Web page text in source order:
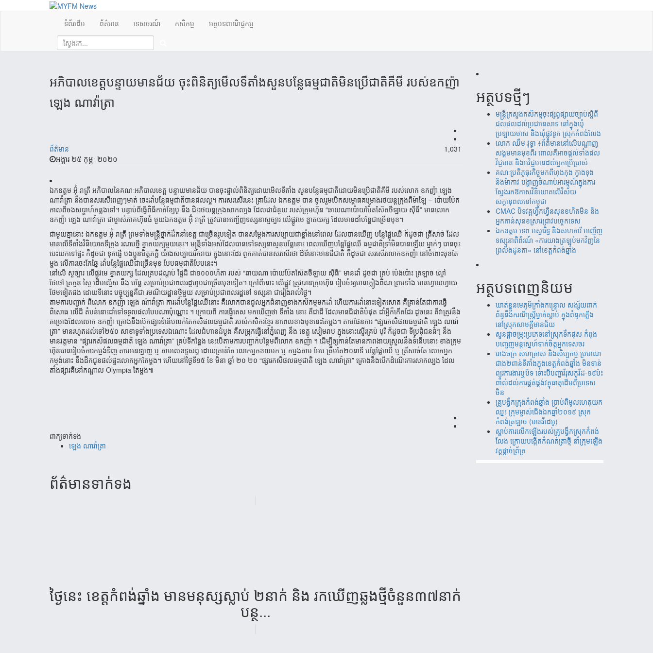
ទំព័រដើម ព័ត៌មាន ទេសចរណ៍ កសិកម្ម អត្ថបទពាណិជ្ជកម្ម
អ​ភិបាល​ខេត្ត​​បន្ទាយ​​មាន​ជ័យ​ ចុះ​​​​ពិនិត្យ​​មើល​​​ទីតាំង​សួន​​​បន្លែ​​ធម្មជាតិ​មិន​​ប្រើ​​ជាតិ​គីមី ​របស់​​ឧកញ៉ា
​ឡេង​ ណាវ៉ា​ត្រា​
1,031
ព័ត៌មាន
អង្គារ ២៥ កុម្ភៈ ២០២០
​ឯកឧត្ដម អ៊ុំ រា​ត្រី អភិបាល​​នៃ​គណៈ​អភិបាល​ខេត្ត បន្ទាយមានជ័យ បាន​ចុះ​ផ្ទាល់​ពិនិត្យ​ដោយ​មើល​​ទីតាំង សួន​​បន្លែ​ធម្មជាតិ​​ដោយ​មិន​ប្រើ​ជាតិ​គីមី ​របស់លោក ឧកញ៉ា ឡេង
ណាវ៉ាត្រា នឹង​បាន​សរសើ​ពេញ​ៗ​មាត់ ចេះ​ដាំ​បន្លែ​ធម្មជាតិ​បាន​ផល​ល្អ។ ការ​សរសើរ​នេះ គ្រា​ដែល ឯកឧត្ដម បាន ចូល​រួម​បើក​សម្ពោធ​គម្រោង​រថយន្ត​ក្រុង​ពី​ម៉ាឡៃ – ប៉ោយប៉ែត
កាល​ពី​ចង​សប្ដាហ៍​​កន្លង​ទៅ។ បន្ទាប់​ពី​ធ្វើ​ពិធី​កាត់​​ខ្សែបូ នឹង ជិះ​រថយន្ត​​ក្រុង​សាក​ល្បង ដែល​ជា​ជំនួយ របស់​ក្រុមហ៊ុន “ឆាយណា​ប៉ោយប៉ែត​ស៊ែតថឺឡាយ ស៊ីធី” ​មាន​លោក​
ឧកញ៉ា ឡេង ណាវ៉ាត្រា ជា​​ម្ចាស់​ភាគ​ហ៊ុន​​​​ធំ មួយ​ឯកឧត្ដម អ៊ុំ រា​ត្រី ត្រូវ​បាន​អញ្ជើញ​ទស្សនា​សួ​ច្បារ ​លើ​ផ្លូវ​មេ ខ្នាត​យក្ស ដែល​មាន​ដាំ​បន្លែ​ជា​ច្រើន​មុខ។
ជា​មួយ​គ្នា​នោះ ឯកឧត្ដម អ៊ុំ រា​ត្រី ព្រម​ទាំង​មន្ត្រី​ថ្នាក់​ដឹក​នាំ​ខេត្ត ជា​ច្រើន​រូប​ទៀត បាន​សម្ដែង​ការ​សប្បាយ​ជា​ខ្លាំង​នៅ​ពេល ដែល​បាន​ឃើញ បន្លែ​ផ្លែ​ឈើ ក៏​ដូច​ជា ត្រី​សាច់ ដែល​
មាន​លើ​ទីតាំង​វិនិយោគ​​ទីក្រុង រណប​ថ្មី ខ្នាត​យក្ស​មួយ​នេះ។ មន្ត្រី​ទាំង​អស់​​ដែល​បាន​ទៅ​ទស្សនា​សួន​បន្លែ​នោះ ពេល​ឃើញ​បន្លែ​ផ្លែ​ឈើ ធម្មជាតិ​​​ទ្រាំ​មិន​បាន​ឡើយ ម្នាក់ៗ ​បាន​ចុះ​
បេះ​យក​ទៅ​ផ្ទះ ក៏​ដូច​ជា ទុក​​ផ្ញើ បង​ប្អូន​មិត្តភក្តិ យ៉ាង​សប្បាយ​រីក​រាយ ក្នុង​នោះ​ដែរ ពួក​គាត់​បាន​សរសើរ​ថា ដី​ទីនោះ​មាន​ជី​ជាតិ ក៏​ដូច​ជា សរសើរ​លោក​ឧកញ៉ា នៅ​ចំពោះ​មុខ​តែ​
ម្ដង លើ​ការ​ចេះ​កែ​ឆ្នៃ ដាំ​បន្លែ​ផ្លែ​ឈើ​ជា​ច្រើន​មុខ បែប​ធម្មជាតិ​បែប​នេះ។
នៅ​លើ សួ​ច្បារ ​លើ​ផ្លូវ​មេ ខ្នាត​យក្ស ​ដែល​គ្រប​ដណ្ដប់ ផ្ទៃដី ជា​១០០០​ហិតា របស់ “ឆាយណា ​ប៉ោយប៉ែត​ស៊ែតថឺឡាយ ស៊ីធី” មាន​ដាំ ដូច​ជា ត្រប់ ប៉េងប៉ោះ ត្រឡាច ល្ពៅ
ថែថៅ ត្រកួន ស្ពៃ ដើម​ល្មើស នឹង បន្លែ សម្រាប់​ប្រជាពលរដ្ឋ​ហូប​ជា​ច្រើន​មុខ​ទៀត។ ក្រៅ​ពី​នោះ លើ​ផ្លូវ ត្រូវ​បាន​ក្រុមហ៊ុន រៀប​ចំ​​ឲ្យ​មាន​ភ្លៀង​ពិណ ព្រម​​ទាំង មាន​ហ្វាយហ្វាយ
ថែម​ទៀត​ផង ដោយ​ទី​នោះ បច្ចុប្បន្ន​គឺ​ជា រមណីយដ្ឋាន​ថ្មី​មួយ សម្រាប់​ប្រជាពលរដ្ឋ​ទៅ ទស្សនា ជា​រៀង​រាល់​ថ្ងៃ។
តាម​ការ​បញ្ជាក់ ពី​លោក ឧកញ៉ា ឡេង ណ៉ាវ៉ាត្រា ការ​ដាំ​បន្លែ​ផ្លែ​ឈើ​នោះ គឺ​​លោក​បាន​ជួល​អ្នក​ជំនាញ​​ខាង​កសិកម្ម​មក​ដាំ ហើយ​​ការ​ដាំ​​នោះ​ទៀត​សោត គឺ​គ្រាន់​តែ​ជា​ការ​ធ្វើ​​​
ពិសោធ លើ​ដី តំបន់​នោះ​ដាំ​ទៅ​ទទួល​ផល​បែប​ណា​ប៉ុណ្ណោះ ។ ក្រោយ​ពី ការ​ធ្វើ​តេស មក​ឃើញ​ថា ទីតាំង នោះ គឺ​ជា​ដី ដែល​មាន​ជីជាតិ​បំផុត ដាំ​អ្វី​ក៏​កើត​ដែរ ដូច​នេះ គឺ​វា​ត្រូវ​នឹង
គម្រោង​ដែល​លោក ឧកញ៉ា គ្រោង​នឹង​បើក​ផ្សារ​ទំនើប​​លក់​តែ​កសិផល​ធម្មជាតិ របស់​​កសិករ​ខ្មែរ នា​ពេល​ខាង​មុខ​នេះ​តែ​ម្ដង។ តាម​ផែន​ការ “ផ្សារ​កសិផល​ធម្មជាតិ ឡេង ណាវ៉ា
ត្រា” មាន​រហូត​ដល់​ទៅ​២៥០​ សាខា​ទូទាំង​ប្រទេស​ឯណោះ ដែល​ជំហាន​ដំបូង គឺ​សម្រុក​ធ្វើ​នៅ​ភ្នំពេញ នឹង ខេត្ត សៀមរាប ក្នុង​នោះ​ស្ទើរ​គ្រប់ បុរី ក៏​ដូច​ជា ទីប្រជុំជន​ធំៗ នឹង​
មាន​វត្តមាន “ផ្សារ​កសិផល​ធម្មជាតិ ឡេង ណាវ៉ាត្រា” គ្រប់​ទីកន្លែង នេះ​បើ​តាម​ការ​បញ្ជាក់​បន្ថែម​​ពី​លោក ឧកញ៉ា ។ ដើម្បី​ឲ្យ​កាន់​តែ​មាន​ភាព​ងាយ​ស្រួល​នឹង​ទំនើប​នោះ ខាង​ក្រុម
ហ៊ុន​​បាន​រៀប​ចំ​ការ​កម្មង់​ទិញ តាម​​អន​ឡាញ ឬ តាម​លេខ​ទូសព្ទ ដោយ​គ្រាន់​តែ លោក​អ្នក​ខល​មក ឬ កម្មង​តាម អែប ត្រឹម​តែ​២០នាទី បន្លែ​ផ្លែ​ឈើ ឬ ត្រី​សាច់​តែ លោក​អ្នក​
កម្មង់​នោះ នឹង​ដឹក​ជូន​ផល់​ផ្ទះ​លោក​អ្នក​តែ​ម្ដង។ ហើយ​នៅ​ថ្ងៃ​ទី​១៥ ខែ មិនា ឆ្នាំ ២០ ២០ “ផ្សារ​កសិផល​ធម្មជាតិ ឡេង ណាវ៉ាត្រា” គ្រោង​នឹង​បើក​ដំណើរ​ការ​សាក​ល្បង ដែល​
តាំង​​ផ្សារ​គឺ​នៅ​កណ្ដាល​ Olympia តែ​ម្ដង៕
ពាក្យទាក់ទង
ឡេង ណាវ៉ាត្រា
ព័ត៌មាន​ទាក់​ទង
ថ្ងៃ​នេះ​ ខេត្ត​កំ​ពង់​ឆ្នាំង​ មាន​មនុស្ស​ស្លា​ប់​ ២​នាក់​ ​និង រក​ឃើញ​ឆ្លង​ថ្មី​ចំ​នួន​៣៧​នាក់​
បន្ថ...
អត្ថបទថ្មីៗ
មន្ត្រីក្រសួងកសិកម្មចុះផ្សព្វផ្សាយច្បាប់ស្តីពី
ជលផលដល់ប្រជានេសាទ នៅក្នុងឃុំ
ប្រឡាយមាស និងឃុំផ្លូវទូក ស្រុកកំពង់លែង
‎​លោក ឈឹម វុទ្ធា ៖ព័ត៌មាននៅលើបណ្តាញ
សង្គមមានមុខពីរ ពោលគឺអាចផ្តល់ទាំងផល
វិជ្ជមាន និងអវិជ្ជមានដល់អ្នកប្រើប្រាស់
គណៈប្រតិភូធុរកិច្ចមកពីហុងកុង ក្វាងទុង
និងម៉ាកាវ បង្ហាញចំណាប់អារម្មណ៍ក្នុងការ
ស្វែងរកឱកាសវិនិយោគលើវិស័យ
សក្តានុពលនៅកម្ពុជា
CMAC បិទវគ្គហ្វឹកហ្វឺនសុនខហិតមីន និង
អ្នកកាន់សុនខស្រាវជ្រាវបច្ចេកទេស
ឯកឧត្តម ទេព អស្នារិទ្ធ និងសហការី អញ្ជើញ
ទស្សនាពិព័រណ៍ «ការយាងត្រឡប់មកវិញនៃ
ព្រលឹងដូនតា» នៅខេត្តកំពង់ឆ្នាំង
អត្ថបទពេញនិយម
ឃាត់​ខ្លួន​មេភូមិ​ក្រាំង​កន្រ្ទោល សង្ស័យ​ពាក់
ព័ន្ធ​នឹ​ង​​ករណី​ស្រ្តីម្នាក់​ស្លាប់ ​ក្នុង​ពំនូក​ភ្លើង​
នៅស្រុក​សាម​គ្គីមាន​ជ័យ
សួន​​ផ្កា​ច​ម្រុះ​​ប្រភេទ​​នៅ​​ស្រុក​​​ទឹក​​ផុស​​ កំពុង​​
បញ្ចេញ​​​មន្តស្នេហ៍​​​​ទាក់​​​ចិត្ត​​អ្នកទេស​​ចរ​
រោងចក្រ ​សហគ្រាស​ និងសិប្បកម្ម ប្រមាណ​​​
ជាង​​២ពាន់​​ទីតាំង​​ក្នុង​​ខេត្តកំពង់​ឆ្នាំង​ មិន​ទាន់
ព្យួរការងារ​ឬបិទ ទោះបីបញ្ហាវីរុសកូវីដ-១៩ប៉ះ
ពាល់ដល់ការ​ផ្គត់​ផ្គង់​វត្ថុ​ធាតុ​​ដើម​​ពី​​ប្រទេស​
ចិន​
គ្រូបង្វឹកក្រុងកំពង់ឆ្នាំង ប្រាប់ពីមូលហេតុយក
ឈ្នះ ក្រុមម្ចាស់ជើងឯកឆ្នាំ២០១៩ ស្រុក
កំពង់ត្រឡាច (មានវីដេអូ)
ស្តាប់ការលើកឡើងរបស់គ្រូបង្វឹកស្រុកកំពង់
លែង ក្រោយបង្កើតកំណត់ត្រាថ្មី នាំក្រុមឡើង
វគ្គផ្តាច់ព័្រត្រ